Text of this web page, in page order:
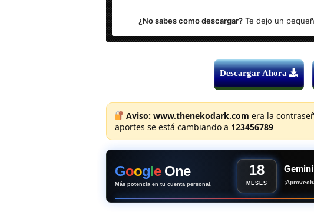
¿No sabes como descargar? Te dejo un
Descargar Ahora
Aviso: www.thenekodark.com era la
aportes se está cambiando a 123456789
Google One
Más potencia en tu cuenta personal.
18
MESES